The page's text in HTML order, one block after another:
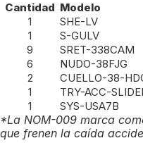
Cantidad Modelo
1
SHE-LV
1
S-GULV
9
SRET-338CAM
6
NUDO-38FJG
2
CUELLO-38-
1
TRY-ACC-
1
SYS-USA7B
*La NOM-009 marca
que frenen la caída